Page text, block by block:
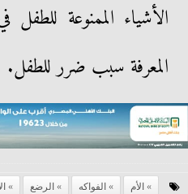
الأشياء الممنوعة
المعرفة سبب ضرر للطفل.
الأم الفواكه الرضع